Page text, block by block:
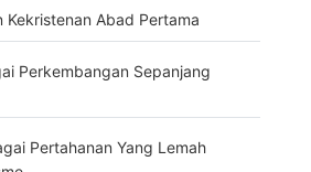
Kekristenan Abad Pertama
Perkembangan Sepanjang
Pertahanan Yang Lemah